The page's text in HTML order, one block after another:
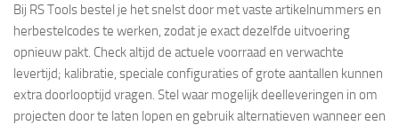
Bij RS Tools bestel je het snelst door met vaste artikelnummers en
herbestelcodes te werken, zodat je exact dezelfde uitvoering
opnieuw pakt. Check altijd de actuele voorraad en verwachte
levertijd; kalibratie, speciale configuraties of grote aantallen kunnen
extra doorlooptijd vragen. Stel waar mogelijk deelleveringen in om
projecten door te laten lopen en gebruik alternatieven wanneer een